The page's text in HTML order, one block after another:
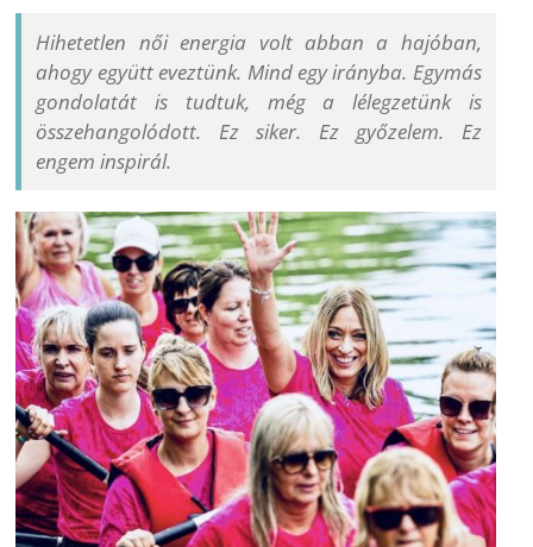
Hihetetlen női energia volt abban a hajóban,
ahogy együtt eveztünk. Mind egy irányba. Egymás
gondolatát is tudtuk, még a lélegzetünk is
összehangolódott. Ez siker. Ez győzelem. Ez
engem inspirál.